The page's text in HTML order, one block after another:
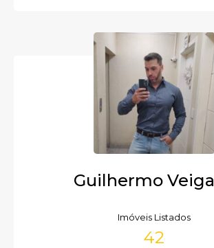
Guilhermo Veiga
Imóveis Listados
42